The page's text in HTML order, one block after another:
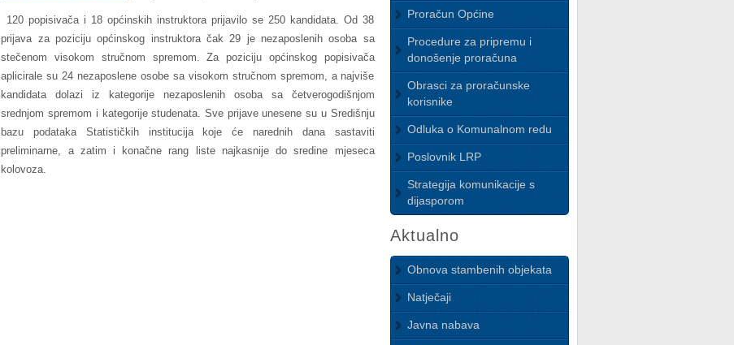
120 popisivača i 18 općinskih instruktora prijavilo se 250 kandidata. Od 38
prijava za poziciju općinskog instruktora čak 29 je nezaposlenih osoba sa
stečenom visokom stručnom spremom. Za poziciju općinskog popisivača
aplicirale su 24 nezaposlene osobe sa visokom stručnom spremom, a najviše
kandidata dolazi iz kategorije nezaposlenih osoba sa četverogodišnjom
srednjom spremom i kategorije studenata. Sve prijave unesene su u Središnju
bazu podataka Statističkih institucija koje će narednih dana sastaviti
preliminarne, a zatim i konačne rang liste najkasnije do sredine mjeseca
kolovoza.
Proračun Općine
Procedure za pripremu i
donošenje proračuna
Obrasci za proračunske
korisnike
Odluka o Komunalnom redu
Poslovnik LRP
Strategija komunikacije s
dijasporom
Aktualno
Obnova stambenih objekata
Natječaji
Javna nabava